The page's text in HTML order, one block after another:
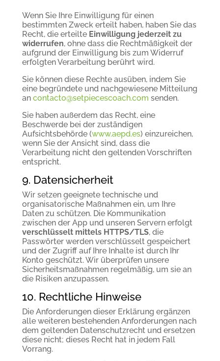
Wenn Sie Ihre Einwilligung für einen
bestimmten Zweck erteilt haben, haben Sie das
Recht, die erteilte Einwilligung jederzeit zu
widerrufen, ohne dass die Rechtmäßigkeit der
aufgrund der Einwilligung bis zum Widerruf
erfolgten Verarbeitung berührt wird.
Sie können diese Rechte ausüben, indem Sie
eine begründete und nachgewiesene Mitteilung
an contacto@setpiecescoach.com senden.
Sie haben außerdem das Recht, eine
Beschwerde bei der zuständigen
Aufsichtsbehörde (www.aepd.es) einzureichen,
wenn Sie der Ansicht sind, dass die
Verarbeitung nicht den geltenden Vorschriften
entspricht.
9. Datensicherheit
Wir setzen geeignete technische und
organisatorische Maßnahmen ein, um Ihre
Daten zu schützen. Die Kommunikation
zwischen der App und unseren Servern erfolgt
verschlüsselt mittels HTTPS/TLS, die
Passwörter werden verschlüsselt gespeichert
und der Zugriff auf Ihre Inhalte ist durch Ihr
Konto geschützt. Wir überprüfen unsere
Sicherheitsmaßnahmen regelmäßig, um sie an
die Risiken anzupassen.
10. Rechtliche Hinweise
Die Anforderungen dieser Erklärung ergänzen
alle weiteren bestehenden Anforderungen nach
dem geltenden Datenschutzrecht und ersetzen
diese nicht; dieses Recht hat in jedem Fall
Vorrang.